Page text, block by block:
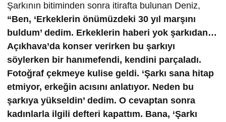
Şarkının bitiminden sonra itirafta bulunan Deniz,
“Ben, ‘Erkeklerin önümüzdeki 30 yıl marşını
buldum’ dedim. Erkeklerin haberi yok şarkıdan…
Açıkhava’da konser verirken bu şarkıyı
söylerken bir hanımefendi, kendini parçaladı.
Fotoğraf çekmeye kulise geldi. ‘Şarkı sana hitap
etmiyor, erkeğin acısını anlatıyor. Neden bu
şarkıya yükseldin’ dedim. O cevaptan sonra
kadınlarla ilgili defteri kapattım. Bana, ‘Şarkı